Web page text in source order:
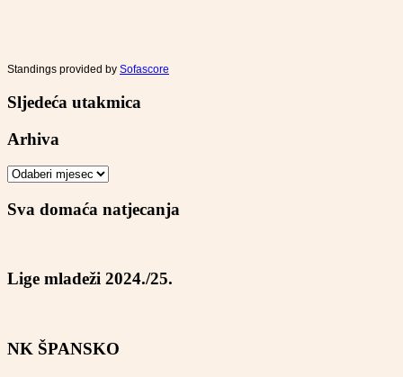
Standings provided by Sofascore
Sljedeća utakmica
Arhiva
Arhiva
Sva domaća natjecanja
Lige mladeži 2024./25.
NK ŠPANSKO